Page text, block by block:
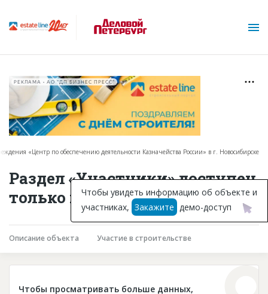
Горячие объекты
База строящихся объектов
Инвестпроекты
Глоссарий
РЕКЛАМА • АО "ДП БИЗНЕС ПРЕСС"
«Центр по обеспечению деятельности Казначейства России» в г. Новосибирске
Раздел «Участники» доступен
только подписчикам
Описание объекта Участие в строительстве
Чтобы просматривать больше данных,
Чтобы увидеть информацию об объекте и
участниках, Закажите демо-доступ